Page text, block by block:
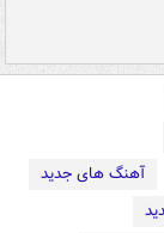
آهنگ های جدید